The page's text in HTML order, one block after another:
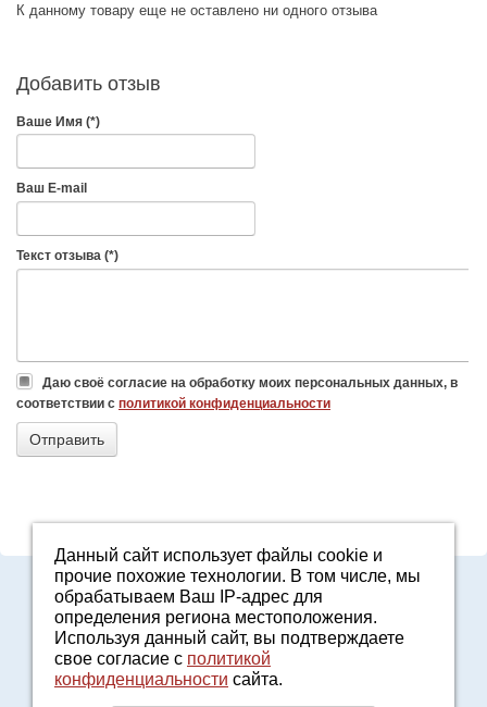
К данному товару еще не оставлено ни одного отзыва
Добавить отзыв
Ваше Имя (*)
Ваш E-mail
Текст отзыва (*)
Даю своё согласие на обработку моих персональных данных, в
соответствии с политикой конфиденциальности
Адрес: Свердловская область, г. Арамиль, ул. Базовая, 2
E-mail:2161601@mail.ru
Политика конфиденциальности
8-800-7000-371
Звонок бесплатный
Данный сайт использует файлы cookie и
прочие похожие технологии. В том числе, мы
обрабатываем Ваш IP-адрес для
определения региона местоположения.
Используя данный сайт, вы подтверждаете
свое согласие с политикой
конфиденциальности сайта.